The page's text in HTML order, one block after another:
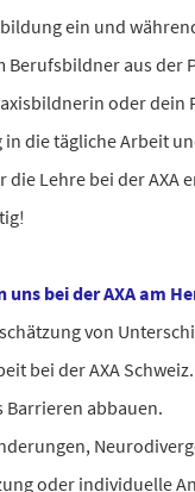
ein und
aus der
oder dein
die tägliche Arbeit
Lehre bei der AXA
bei der AXA am
von
bei der AXA
Barrieren abbauen.
oder individuelle